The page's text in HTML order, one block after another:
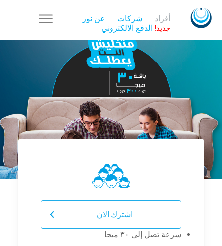
أفراد شركات
عن نور
جديد! الدفع الالكتروني
سرعة تصل إلى ٣٠ ميجا
اشترك الان